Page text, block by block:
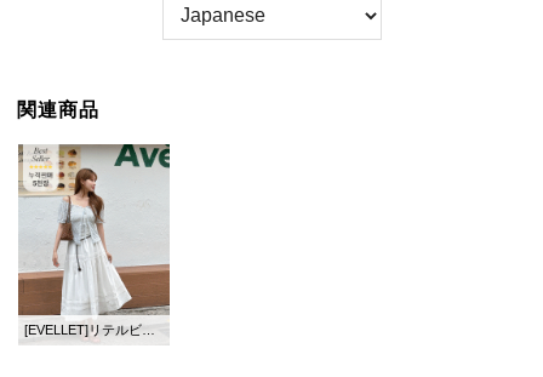
関連商品
[EVELLET]リテルビコットンフレアウエストバンドロングスカート